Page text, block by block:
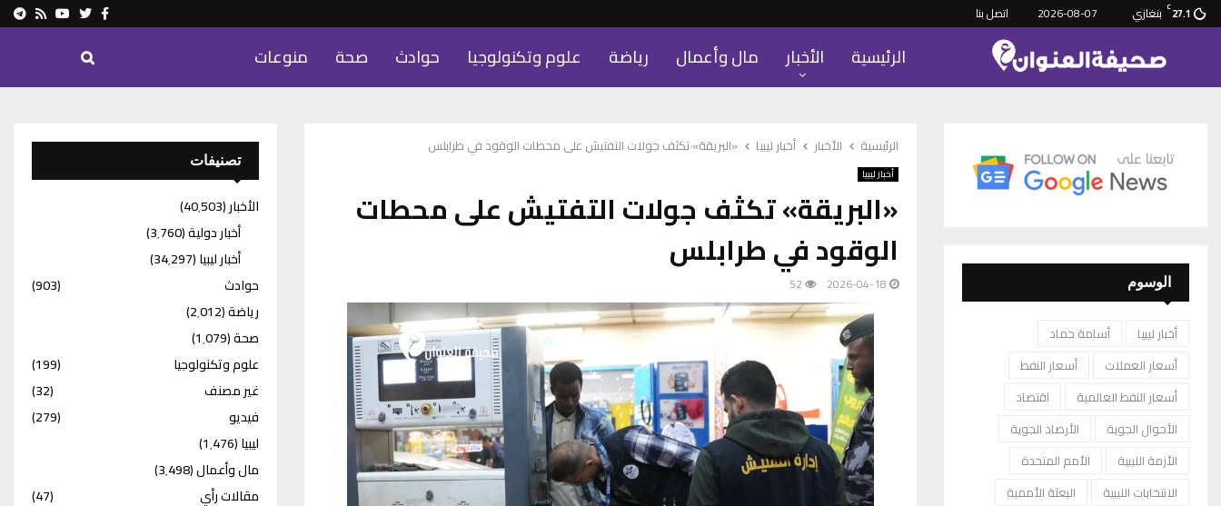
27.1
C بنغازي 2026-08-07 اتصل بنا Facebook
Twitter
Youtube
Rss
الرئيسية الأخبار مال وأعمال رياضة علوم وتكنولوجيا حوادث صحة منوعات
الرئيسية الأخبار أخبار ليبيا «البريقة» تكثف جولات التفتيش على محطات الوقود في طرابلس
أخبار ليبيا
«البريقة» تكثف جولات التفتيش على محطات
الوقود في طرابلس
2026-04-18
52 الوسوم
أخبار ليبيا
أسامة حماد
أسعار العملات
أسعار النفط
أسعار النفط العالمية
اقتصاد
الأحوال الجوية
الأرصاد الجوية
الأزمة الليبية
الأمم المتحدة
الانتخابات الليبية
البعثة الأممية
تصنيفات
الأخبار(40٬503)
أخبار دولية(3٬760)
أخبار ليبيا(34٬297)
حوادث
(903)
رياضة(2٬012)
صحة(1٬079)
علوم وتكنولوجيا
(199)
غير مصنف
(32)
فيديو
(279)
ليبيا(1٬476)
مال وأعمال(3٬498)
مقالات رأي
(47)